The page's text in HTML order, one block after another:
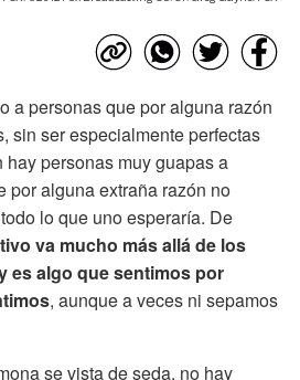
a personas que por alguna razón
sin ser especialmente perfectas
hay personas muy guapas a
por alguna extraña razón no
lo que uno esperaría. De
va mucho más allá de los
es algo que sentimos por
, aunque a veces ni sepamos
se vista de seda, no hay